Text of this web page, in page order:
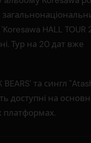
HALL TOUR
Тур на 20 дат вже
та сингл
доступні на
платформах.